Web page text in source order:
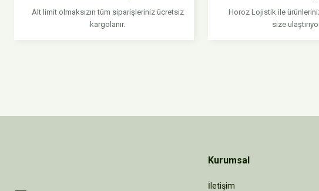
Ürün fiyatı diğer sitelerden daha pahalı.
Alt limit olmaksızın tüm siparişleriniz ücretsiz
kargolanır.
Horoz Lojistik ile
size
Kurumsal
İletişim